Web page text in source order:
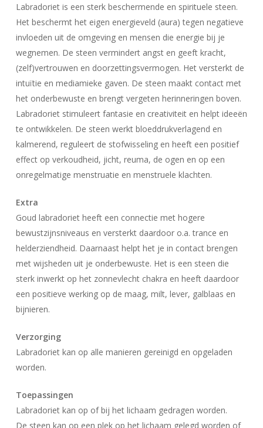
Go To Shop
Labradoriet is een sterk beschermende en spirituele steen.
Het beschermt het eigen energieveld (aura) tegen negatieve
invloeden uit de omgeving en mensen die energie bij je
wegnemen. De steen vermindert angst en geeft kracht,
(zelf)vertrouwen en doorzettingsvermogen. Het versterkt de
intuïtie en mediamieke gaven. De steen maakt contact met
het onderbewuste en brengt vergeten herinneringen boven.
Labradoriet stimuleert fantasie en creativiteit en helpt ideeën
te ontwikkelen. De steen werkt bloeddrukverlagend en
kalmerend, reguleert de stofwisseling en heeft een positief
effect op verkoudheid, jicht, reuma, de ogen en op een
onregelmatige menstruatie en menstruele klachten.
Extra
Goud labradoriet heeft een connectie met hogere
bewustzijnsniveaus en versterkt daardoor o.a. trance en
helderziendheid. Daarnaast helpt het je in contact brengen
met wijsheden uit je onderbewuste. Het is een steen die
sterk inwerkt op het zonnevlecht chakra en heeft daardoor
een positieve werking op de maag, milt, lever, galblaas en
bijnieren.
Verzorging
Labradoriet kan op alle manieren gereinigd en opgeladen
worden.
Toepassingen
Labradoriet kan op of bij het lichaam gedragen worden.
De steen kan op een plek op het lichaam gelegd worden of